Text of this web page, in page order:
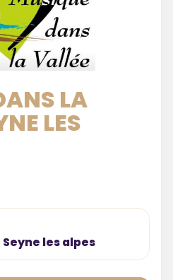
LA
LES
les alpes